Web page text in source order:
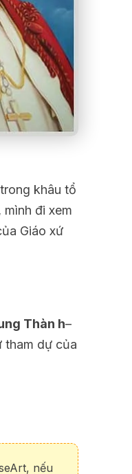
khâu tổ
đi xem
Giáo xứ
Thàn h–
tham dự của
nếu